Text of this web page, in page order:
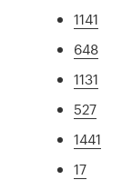
1141
648
1131
527
1441
17